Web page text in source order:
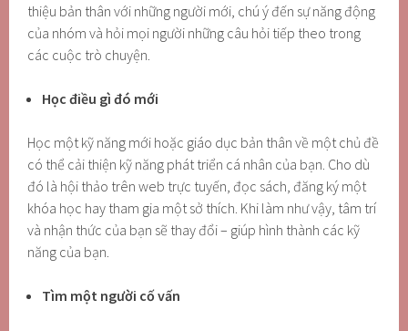
thiệu bản thân với những người mới, chú ý đến sự năng động
của nhóm và hỏi mọi người những câu hỏi tiếp theo trong
các cuộc trò chuyện.
Học điều gì đó mới
Học một kỹ năng mới hoặc giáo dục bản thân về một chủ đề
có thể cải thiện kỹ năng phát triển cá nhân của bạn. Cho dù
đó là hội thảo trên web trực tuyến, đọc sách, đăng ký một
khóa học hay tham gia một sở thích. Khi làm như vậy, tâm trí
và nhận thức của bạn sẽ thay đổi – giúp hình thành các kỹ
năng của bạn.
Tìm một người cố vấn